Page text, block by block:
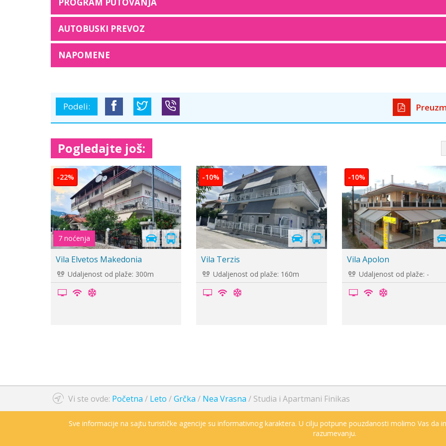
AUTOBUSKI PREVOZ
NAPOMENE
Podeli:
Pogledajte još:
Vila Mare
Udaljenost od plaže: 100m
-15%
Vila Sofia Ammos
Udaljenost od plaže: 250m
Cenovnik je
u pripremi
Vila Lafas
Udaljenost od plaže: 100m
Vi ste ovde: Početna / Leto /Grčka / Nea Vrasna / Studia i Apartmani Finikas
Sve informacije na sajtu turističke agencije su informativnog karaktera. U cilju potpune pouzdanosti molimo Vas da
razumevanju.